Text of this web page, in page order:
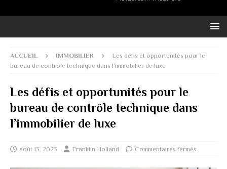
ACCUEIL IMMOBILIER
Les défis et opportunités pour le
bureau de contrôle technique dans l’immobilier de luxe
Les défis et opportunités pour le
bureau de contrôle technique dans
l’immobilier de luxe
août 13, 2023 Franklin Holland Commentaires fermés